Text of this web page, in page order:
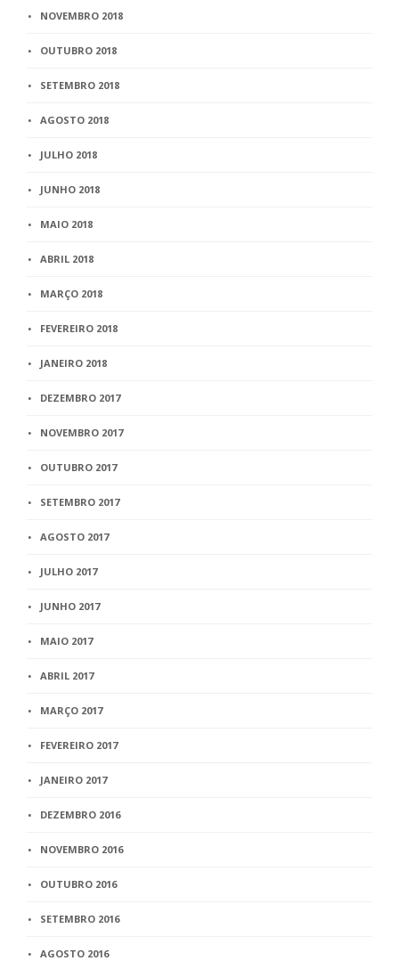
NOVEMBRO 2018
OUTUBRO 2018
SETEMBRO 2018
AGOSTO 2018
JULHO 2018
JUNHO 2018
MAIO 2018
ABRIL 2018
MARÇO 2018
FEVEREIRO 2018
JANEIRO 2018
DEZEMBRO 2017
NOVEMBRO 2017
OUTUBRO 2017
SETEMBRO 2017
AGOSTO 2017
JULHO 2017
JUNHO 2017
MAIO 2017
ABRIL 2017
MARÇO 2017
FEVEREIRO 2017
JANEIRO 2017
DEZEMBRO 2016
NOVEMBRO 2016
OUTUBRO 2016
SETEMBRO 2016
AGOSTO 2016